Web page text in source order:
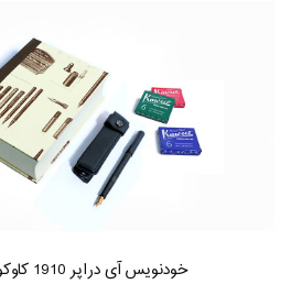
خودنویس آی دراپر 1910 کاوکو ـ نسخه محدود